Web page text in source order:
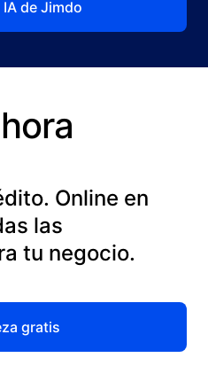
IA de Jimdo
Online en
las
tu negocio.
gratis